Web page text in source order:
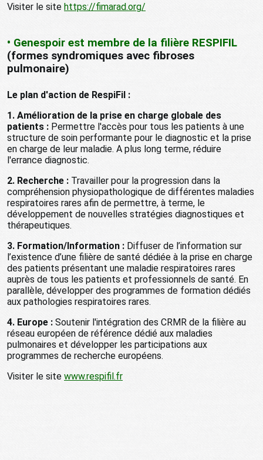
Visiter le site https://fimarad.org/
• Genespoir est membre de la filière RESPIFIL
(formes syndromiques avec fibroses
pulmonaire)
Le plan d'action de RespiFil :
1. Amélioration de la prise en charge globale des
patients : Permettre l'accès pour tous les patients à une
structure de soin performante pour le diagnostic et la prise
en charge de leur maladie. A plus long terme, réduire
l'errance diagnostic.
2. Recherche : Travailler pour la progression dans la
compréhension physiopathologique de différentes maladies
respiratoires rares afin de permettre, à terme, le
développement de nouvelles stratégies diagnostiques et
thérapeutiques.
3. Formation/Information : Diffuser de l’information sur
l’existence d’une filière de santé dédiée à la prise en charge
des patients présentant une maladie respiratoires rares
auprès de tous les patients et professionnels de santé. En
parallèle, développer des programmes de formation dédiés
aux pathologies respiratoires rares.
4. Europe : Soutenir l'intégration des CRMR de la filière au
réseau européen de référence dédié aux maladies
pulmonaires et développer les participations aux
programmes de recherche européens.
Visiter le site www.respifil.fr